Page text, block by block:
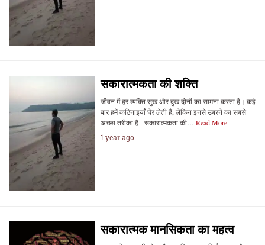
सकारात्मकता की शक्ति
जीवन में हर व्यक्ति सुख और दुख दोनों का सामना करता है। कई
बार हमें कठिनाइयाँ घेर लेती हैं, लेकिन इनसे उबरने का सबसे
अच्छा तरीका है - सकारात्मकता की… Read More
1 year ago
सकारात्मक मानसिकता का महत्व